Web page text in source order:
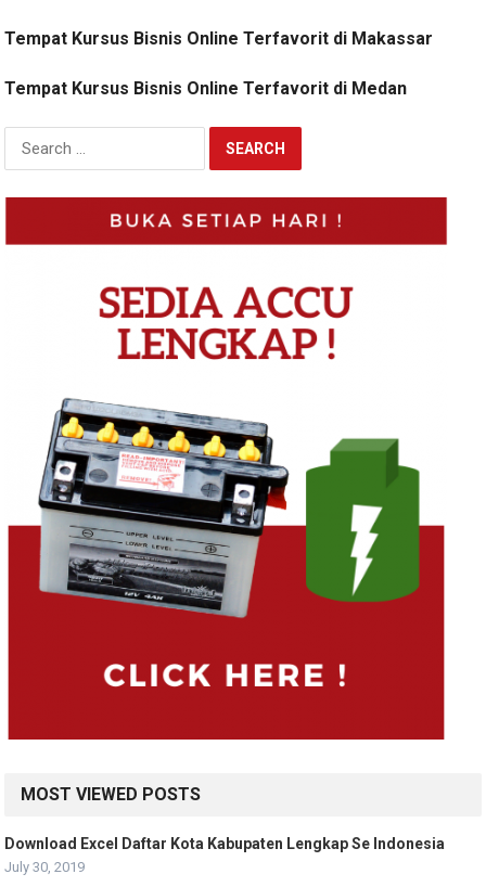
Tempat Kursus Bisnis Online Terfavorit di Makassar
Tempat Kursus Bisnis Online Terfavorit di Medan
for:
MOST VIEWED POSTS
Download Excel Daftar Kota Kabupaten Lengkap Se Indonesia
July 30, 2019